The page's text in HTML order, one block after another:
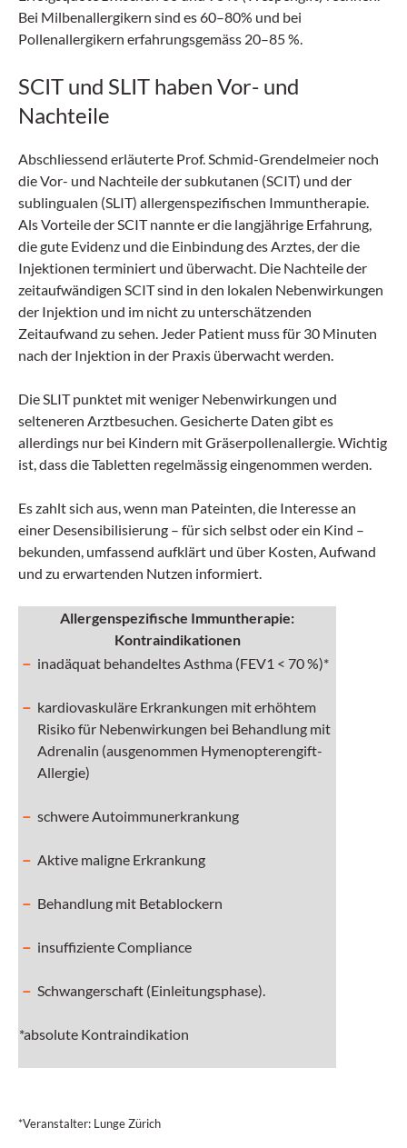
Bei Milbenallergikern sind es 60–80% und bei
Pollenallergikern erfahrungsgemäss 20–85 %.
SCIT und SLIT haben Vor- und
Nachteile
Abschliessend erläuterte Prof. Schmid-Grendelmeier noch
die Vor- und Nachteile der subkutanen (SCIT) und der
sublingualen (SLIT) allergenspezifischen Immuntherapie.
Als Vorteile der SCIT nannte er die langjährige Erfahrung,
die gute Evidenz und die Einbindung des Arztes, der die
Injektionen terminiert und überwacht. Die Nachteile der
zeitaufwändigen SCIT sind in den lokalen Nebenwirkungen
der Injektion und im nicht zu unterschätzenden
Zeitaufwand zu sehen. Jeder Patient muss für 30 Minuten
nach der Injektion in der Praxis überwacht werden.
Die SLIT punktet mit weniger Nebenwirkungen und
selteneren Arztbesuchen. Gesicherte Daten gibt es
allerdings nur bei Kindern mit Gräserpollenallergie. Wichtig
ist, dass die Tabletten regelmässig eingenommen werden.
Es zahlt sich aus, wenn man Pateinten, die Interesse an
einer Desensibilisierung – für sich selbst oder ein Kind –
bekunden, umfassend aufklärt und über Kosten, Aufwand
und zu erwartenden Nutzen informiert.
Allergenspezifische Immuntherapie:
Kontraindikationen
inadäquat behandeltes Asthma (FEV1 < 70 %)*
kardiovaskuläre Erkrankungen mit erhöhtem
Risiko für Nebenwirkungen bei Behandlung mit
Adrenalin (ausgenommen Hymenopterengift-
Allergie)
schwere Autoimmunerkrankung
Aktive maligne Erkrankung
Behandlung mit Betablockern
insuffiziente Compliance
Schwangerschaft (Einleitungsphase).
*absolute Kontraindikation
*Veranstalter: Lunge Zürich